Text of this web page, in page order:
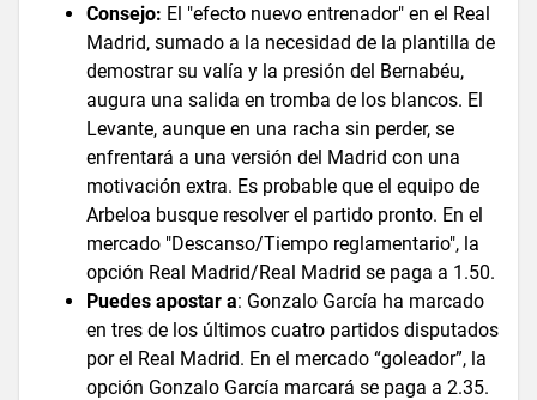
Consejo: El "efecto nuevo entrenador" en el Real
Madrid, sumado a la necesidad de la plantilla de
demostrar su valía y la presión del Bernabéu,
augura una salida en tromba de los blancos. El
Levante, aunque en una racha sin perder, se
enfrentará a una versión del Madrid con una
motivación extra. Es probable que el equipo de
Arbeloa busque resolver el partido pronto. En el
mercado "Descanso/Tiempo reglamentario", la
opción Real Madrid/Real Madrid se paga a 1.50.
Puedes apostar a: Gonzalo García ha marcado
en tres de los últimos cuatro partidos disputados
por el Real Madrid. En el mercado “goleador”, la
opción Gonzalo García marcará se paga a 2.35.